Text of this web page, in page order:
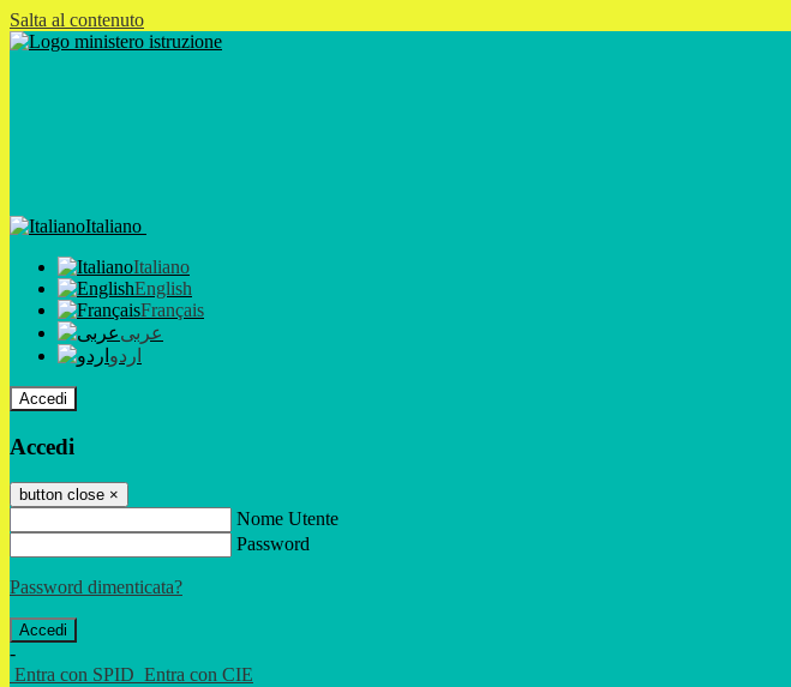
Salta al contenuto
Italiano
Italiano
English
Français
عربى
اردو
Accedi
Accedi
button close ×
Nome Utente
Password
Password dimenticata?
-
Entra con SPID Entra con CIE